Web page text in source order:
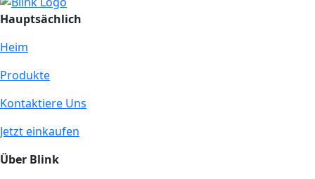
Hauptsächlich
Heim
Produkte
Kontaktiere Uns
Jetzt einkaufen
Über Blink